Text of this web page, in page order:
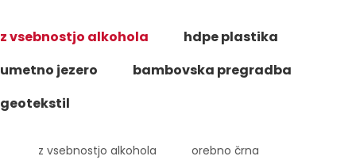
z vsebnostjo alkohola
hdpe plastika
umetno jezero
bambovska pregradba
geotekstil
z vsebnostjo alkohola orebno črna